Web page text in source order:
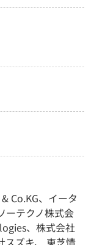
Co.KG、イータ
ーテクノ株式会
、株式会社
スズキ、 東芝情